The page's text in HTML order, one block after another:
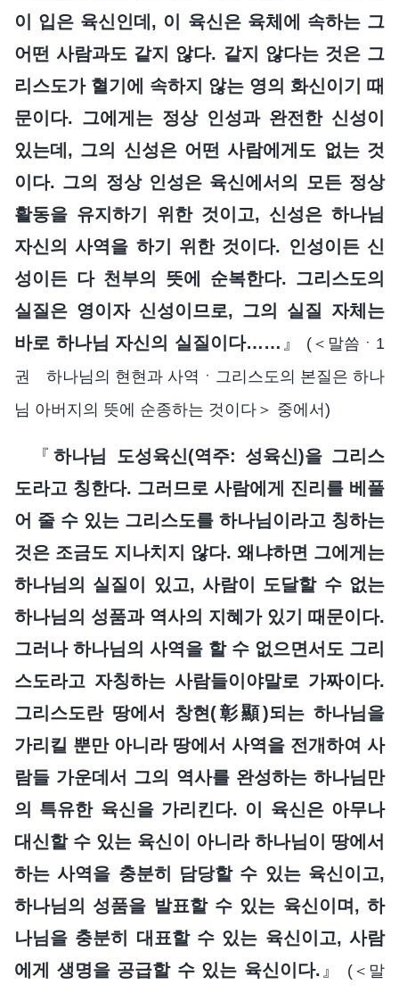
이 입은 육신인데, 이 육신은 육체에 속하는 그
어떤 사람과도 같지 않다. 같지 않다는 것은 그
리스도가 혈기에 속하지 않는 영의 화신이기 때
문이다. 그에게는 정상 인성과 완전한 신성이
있는데, 그의 신성은 어떤 사람에게도 없는 것
이다. 그의 정상 인성은 육신에서의 모든 정상
활동을 유지하기 위한 것이고, 신성은 하나님
자신의 사역을 하기 위한 것이다. 인성이든 신
성이든 다 천부의 뜻에 순복한다. 그리스도의
실질은 영이자 신성이므로, 그의 실질 자체는
바로 하나님 자신의 실질이다…… 』 (＜말씀ㆍ1
권 하나님의 현현과 사역ㆍ그리스도의 본질은 하나
님 아버지의 뜻에 순종하는 것이다＞ 중에서)
『하나님 도성육신(역주: 성육신)을 그리스
도라고 칭한다. 그러므로 사람에게 진리를 베풀
어 줄 수 있는 그리스도를 하나님이라고 칭하는
것은 조금도 지나치지 않다. 왜냐하면 그에게는
하나님의 실질이 있고, 사람이 도달할 수 없는
하나님의 성품과 역사의 지혜가 있기 때문이다.
그러나 하나님의 사역을 할 수 없으면서도 그리
스도라고 자칭하는 사람들이야말로 가짜이다.
그리스도란 땅에서 창현(彰顯)되는 하나님을
가리킬 뿐만 아니라 땅에서 사역을 전개하여 사
람들 가운데서 그의 역사를 완성하는 하나님만
의 특유한 육신을 가리킨다. 이 육신은 아무나
대신할 수 있는 육신이 아니라 하나님이 땅에서
하는 사역을 충분히 담당할 수 있는 육신이고,
하나님의 성품을 발표할 수 있는 육신이며, 하
나님을 충분히 대표할 수 있는 육신이고, 사람
에게 생명을 공급할 수 있는 육신이다. 』 (＜말